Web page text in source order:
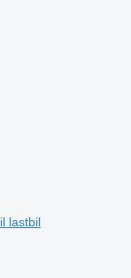
lastbil